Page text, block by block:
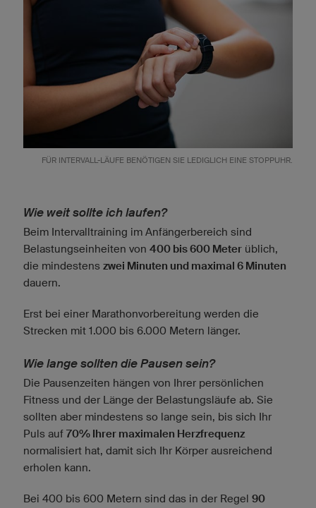
FÜR INTERVALL-LÄUFE BENÖTIGEN SIE LEDIGLICH EINE STOPPUHR.
Wie weit sollte ich laufen?
Beim Intervalltraining im Anfängerbereich sind
Belastungseinheiten von 400 bis 600 Meter üblich,
die mindestens zwei Minuten und maximal 6 Minuten
dauern.
Erst bei einer Marathonvorbereitung werden die
Strecken mit 1.000 bis 6.000 Metern länger.
Wie lange sollten die Pausen sein?
Die Pausenzeiten hängen von Ihrer persönlichen
Fitness und der Länge der Belastungsläufe ab. Sie
sollten aber mindestens so lange sein, bis sich Ihr
Puls auf 70% Ihrer maximalen Herzfrequenz
normalisiert hat, damit sich Ihr Körper ausreichend
erholen kann.
Bei 400 bis 600 Metern sind das in der Regel 90